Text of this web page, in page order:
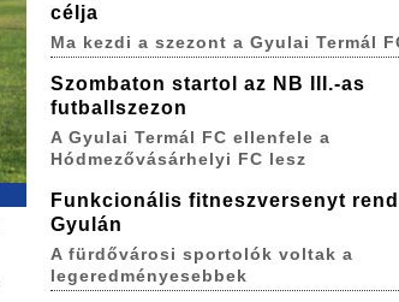
célja
Ma kezdi a szezont a Gyulai Termál
Szombaton startol az NB III.-as
futballszezon
A Gyulai Termál FC ellenfele a
Hódmezővásárhelyi FC lesz
Funkcionális fitneszversenyt
Gyulán
A fürdővárosi sportolók voltak a
legeredményesebbek